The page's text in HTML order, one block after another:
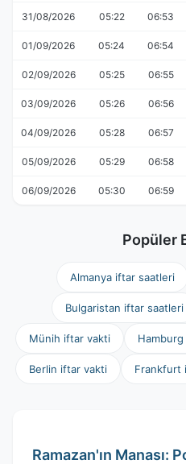
31/08/2026 05:22 06:53
01/09/2026 05:24 06:54
02/09/2026 05:25 06:55
03/09/2026 05:26 06:56
04/09/2026 05:28 06:57
05/09/2026 05:29 06:58
06/09/2026 05:30 06:59
Popüler
Almanya iftar saatleri
Bulgaristan iftar saatleri
Münih iftar vakti
Berlin iftar vakti Frankfurt
Ramazan'ın Manası: